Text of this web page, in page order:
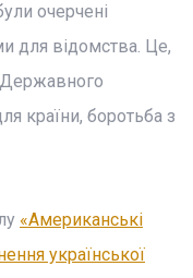
очерчені
для відомства. Це,
Державного
країни, боротьба з
«Американські
української